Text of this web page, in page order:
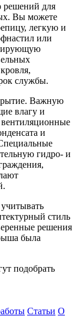
решений для
Вы можете
легкую и
или
службы.
Важную
влагу и
и
гидро- и
стиль
решения
была
подобрать
Статьи О